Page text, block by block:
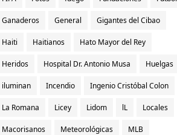
Ganaderos General Gigantes del Cibao
Haiti Haitianos Hato Mayor del Rey
Heridos Hospital Dr. Antonio Musa Huelgas
iluminan Incendio Ingenio Cristóbal Colon
La Romana Licey Lidom lL Locales
Macorisanos Meteorológicas MLB